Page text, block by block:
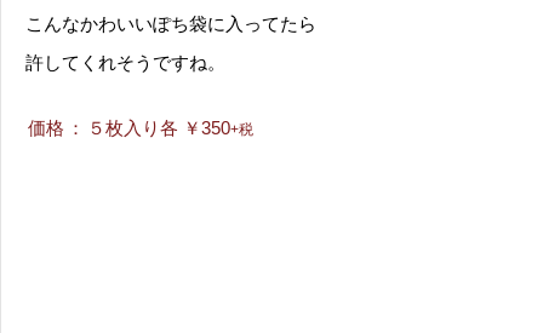
こんなかわいいぽち袋に入ってたら
許してくれそうですね。
価格 ： ５枚入り各 ￥350+税